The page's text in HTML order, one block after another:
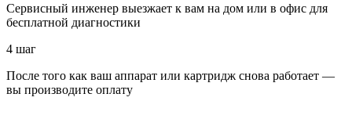
Сервисный инженер выезжает к вам на дом или в офис для
бесплатной диагностики
4 шаг
После того как ваш аппарат или картридж снова работает —
вы производите оплату